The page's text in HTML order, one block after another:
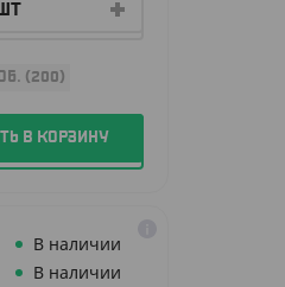
(200)
В КОРЗИНУ
В наличии
В наличии